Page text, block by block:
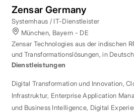
Zensar Germany
Systemhaus / IT-Dienstleister
München, Bayern - DE
Zensar Technologies aus der indischen
und Transformationslösungen, in
Dienstleistungen
Digital Transformation und Innovation,
Infrastruktur, Enterprise Application
und Business Intelligence, Digital